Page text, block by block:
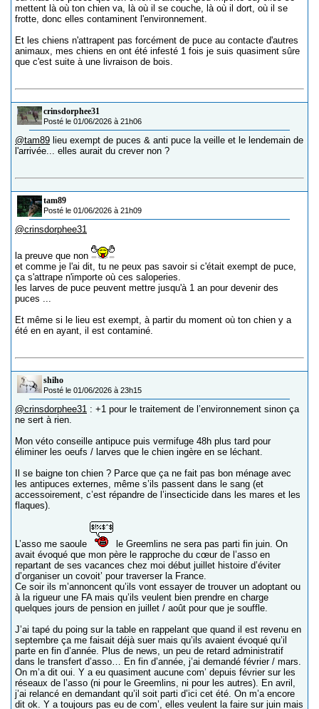
mettent là où ton chien va, là où il se couche, là où il dort, où il se
frotte, donc elles contaminent l'environnement.
Et les chiens n'attrapent pas forcément de puce au contacte d'autres
animaux, mes chiens en ont été infesté 1 fois je suis quasiment sûre
que c'est suite à une livraison de bois.
crinsdorphee31
Posté le 01/06/2026 à 21h06
@tam89 lieu exempt de puces & anti puce la veille et le lendemain de
l'arrivée... elles aurait du crever non ?
tam89
Posté le 01/06/2026 à 21h09
@crinsdorphee31
la preuve que non
et comme je l'ai dit, tu ne peux pas savoir si c'était exempt de puce,
ça s'attrape n'importe où ces saloperies.
les larves de puce peuvent mettre jusqu'à 1 an pour devenir des
puces ...
Et même si le lieu est exempt, à partir du moment où ton chien y a
été en en ayant, il est contaminé.
shiho
Posté le 01/06/2026 à 23h15
@crinsdorphee31 : +1 pour le traitement de l’environnement sinon ça
ne sert à rien.
Mon véto conseille antipuce puis vermifuge 48h plus tard pour
éliminer les oeufs / larves que le chien ingère en se léchant.
Il se baigne ton chien ? Parce que ça ne fait pas bon ménage avec
les antipuces externes, même s’ils passent dans le sang (et
accessoirement, c’est répandre de l’insecticide dans les mares et les
flaques).
L’asso me saoule
le Greemlins ne sera pas parti fin juin. On
avait évoqué que mon père le rapproche du cœur de l’asso en
repartant de ses vacances chez moi début juillet histoire d’éviter
d’organiser un covoit’ pour traverser la France.
Ce soir ils m’annoncent qu’ils vont essayer de trouver un adoptant ou
à la rigueur une FA mais qu’ils veulent bien prendre en charge
quelques jours de pension en juillet / août pour que je souffle.
J’ai tapé du poing sur la table en rappelant que quand il est revenu en
septembre ça me faisait déjà suer mais qu’ils avaient évoqué qu’il
parte en fin d’année. Plus de news, un peu de retard administratif
dans le transfert d’asso… En fin d’année, j’ai demandé février / mars.
On m’a dit oui. Y a eu quasiment aucune com’ depuis février sur les
réseaux de l’asso (ni pour le Greemlins, ni pour les autres). En avril,
j’ai relancé en demandant qu’il soit parti d’ici cet été. On m’a encore
dit ok. Y a toujours pas eu de com’, elles veulent la faire sur juin mais